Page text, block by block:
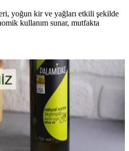
yoğun kir ve yağları etkili şekilde
kullanım sunar, mutfakta